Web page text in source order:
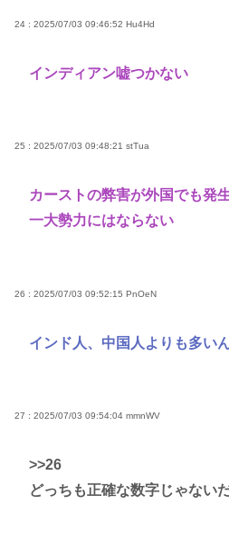
24 : 2025/07/03 09:46:52 Hu4Hd
インディアン嘘つかない
25 : 2025/07/03 09:48:21 stTua
カーストの弊害が外国でも発
一大勢力にはならない
26 : 2025/07/03 09:52:15 PnOeN
インド人、中国人よりも多い
27 : 2025/07/03 09:54:04 mmnWV
>>26
どっちも正確な数字じゃない